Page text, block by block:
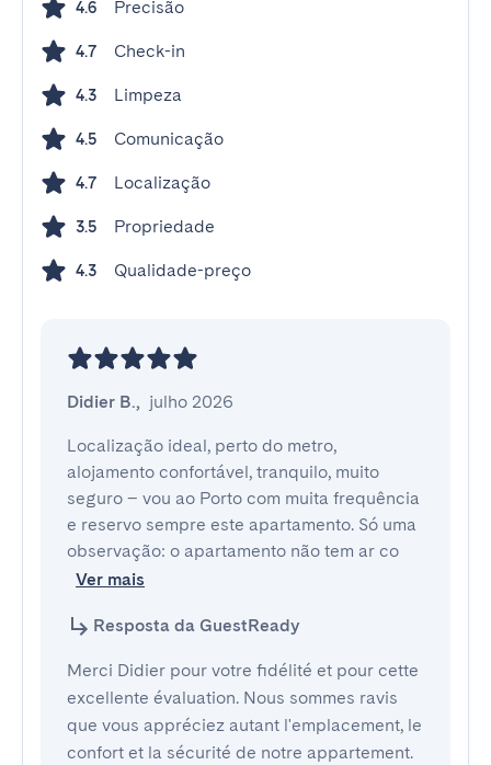
4.6 Precisão
4.7 Check-in
4.3 Limpeza
4.5 Comunicação
4.7 Localização
3.5 Propriedade
4.3 Qualidade-preço
Didier B., julho 2026
Localização ideal, perto do metro,
alojamento confortável, tranquilo, muito
seguro – vou ao Porto com muita frequência
e reservo sempre este apartamento. Só uma
observação: o apartamento não tem ar co
Ver mais
Resposta da GuestReady
Merci Didier pour votre fidélité et pour cette
excellente évaluation. Nous sommes ravis
que vous appréciez autant l'emplacement, le
confort et la sécurité de notre appartement.